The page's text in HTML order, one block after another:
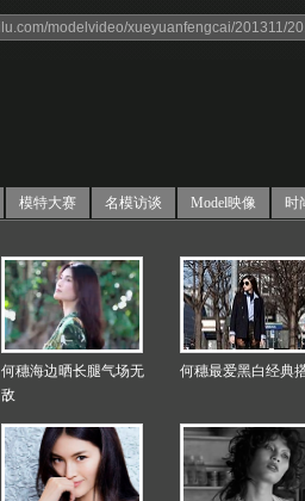
模特大赛 名模访谈 Model映像 时
何穗海边晒长腿气场无
敌
何穗最爱黑白经典